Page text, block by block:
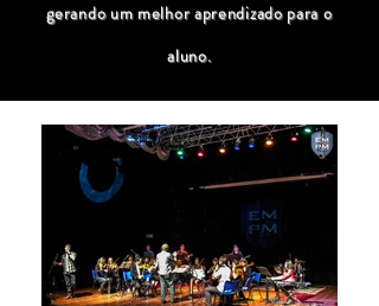
gerando um melhor aprendizado para o
aluno.